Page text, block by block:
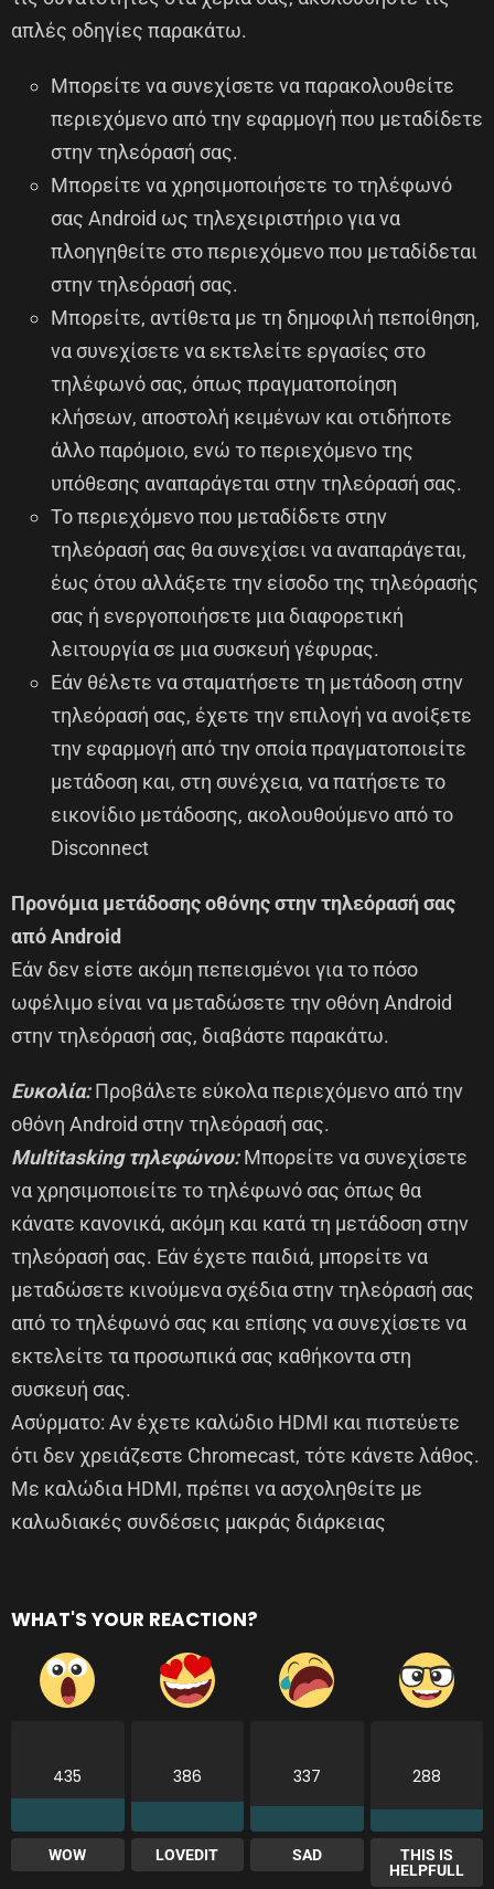
απλές οδηγίες παρακάτω.
Μπορείτε να συνεχίσετε να παρακολουθείτε
περιεχόμενο από την εφαρμογή που μεταδίδετε
στην τηλεόρασή σας.
Μπορείτε να χρησιμοποιήσετε το τηλέφωνό
σας Android ως τηλεχειριστήριο για να
πλοηγηθείτε στο περιεχόμενο που μεταδίδεται
στην τηλεόρασή σας.
Μπορείτε, αντίθετα με τη δημοφιλή πεποίθηση,
να συνεχίσετε να εκτελείτε εργασίες στο
τηλέφωνό σας, όπως πραγματοποίηση
κλήσεων, αποστολή κειμένων και οτιδήποτε
άλλο παρόμοιο, ενώ το περιεχόμενο της
υπόθεσης αναπαράγεται στην τηλεόρασή σας.
Το περιεχόμενο που μεταδίδετε στην
τηλεόρασή σας θα συνεχίσει να αναπαράγεται,
έως ότου αλλάξετε την είσοδο της τηλεόρασής
σας ή ενεργοποιήσετε μια διαφορετική
λειτουργία σε μια συσκευή γέφυρας.
Εάν θέλετε να σταματήσετε τη μετάδοση στην
τηλεόρασή σας, έχετε την επιλογή να ανοίξετε
την εφαρμογή από την οποία πραγματοποιείτε
μετάδοση και, στη συνέχεια, να πατήσετε το
εικονίδιο μετάδοσης, ακολουθούμενο από το
Disconnect
Προνόμια μετάδοσης οθόνης στην τηλεόρασή σας
από Android
Εάν δεν είστε ακόμη πεπεισμένοι για το πόσο
ωφέλιμο είναι να μεταδώσετε την οθόνη Android
στην τηλεόρασή σας, διαβάστε παρακάτω.
Ευκολία: Προβάλετε εύκολα περιεχόμενο από την
οθόνη Android στην τηλεόρασή σας.
Multitasking τηλεφώνου: Μπορείτε να συνεχίσετε
να χρησιμοποιείτε το τηλέφωνό σας όπως θα
κάνατε κανονικά, ακόμη και κατά τη μετάδοση στην
τηλεόρασή σας. Εάν έχετε παιδιά, μπορείτε να
μεταδώσετε κινούμενα σχέδια στην τηλεόρασή σας
από το τηλέφωνό σας και επίσης να συνεχίσετε να
εκτελείτε τα προσωπικά σας καθήκοντα στη
συσκευή σας.
Ασύρματο: Αν έχετε καλώδιο HDMI και πιστεύετε
ότι δεν χρειάζεστε Chromecast, τότε κάνετε λάθος.
Με καλώδια HDMI, πρέπει να ασχοληθείτε με
καλωδιακές συνδέσεις μακράς διάρκειας
WHAT'S YOUR REACTION?
435
WOW
386
LOVEDIT
337
SAD
288
THIS IS
HELPFULL